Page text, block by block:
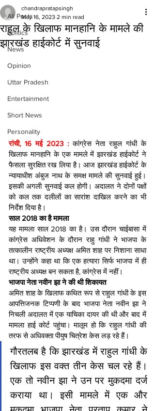
All Posts
Politics
News
Opinion
Uttar Pradesh
Entertainment
Short News
Personality
राहुल के खिलाफ मानहानि के मामले की
झारखंड हाईकोर्ट में सुनवाई
chandrapratapsingh
May 16, 2023 2 min read
रांची, 16 मई 2023 : कांग्रेस नेता राहुल गांधी के
खिलाफ मानहानि के एक मामले में झारखंड हाईकोर्ट ने
फैसला सुरक्षित रख लिया है। आज झारखंड हाईकोर्ट के
न्यायाधीश अंबुज नाथ के समक्ष मामले की सुनवाई हुई।
इसकी अगली सुनवाई कल होगी। अदालत ने दोनों पक्षों
को कल तक दलीलों का सारांश दाखिल करने का भी
निर्देश दिया है।
साल 2018 का है मामला
यह मामला साल 2018 का है। उस दौरान चाईबासा में
कांग्रेस अधिवेशन के दौरान राहु गांधी ने भाजपा के
तत्‍कालीन राष्‍ट्रीय अध्‍यक्ष अमित शाह पर निशाना साधा
था। उन्‍होंने कहा था कि एक हत्‍यारा सिर्फ भाजपा में ही
राष्‍ट्रीय अध्‍यक्ष बन सकता है, कांग्रेस में नहीं।
भाजपा नेता नवीन झा ने की थी शिकायत
अमित शाह के खिलाफ कथित रूप से राहुल गांधी के इस
आपत्तिजनक टिप्पणी के बाद भाजपा नेता नवीन झा ने
निचली अदालत में एक याचिका दायर की थी और बाद में
मामला हाई कोर्ट पहुंचा। मालूम हो कि राहुल गांधी की
तरफ से अधिवक्‍ता पीयुष चित्रेश केस लड़ रहे हैं।
गौरतलब है कि झारखंड में राहुल गांधी के
खिलाफ इस वक्‍त तीन केस चल रहे हैं।
एक तो नवीन झा ने उन पर मुकदमा दर्ज
कराया था। इसी मामले में एक और